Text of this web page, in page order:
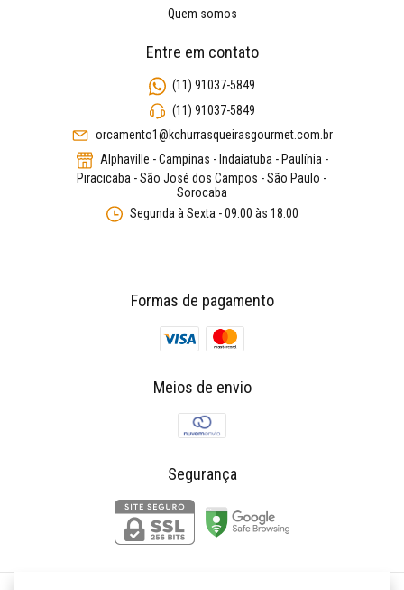
Quem somos
Entre em contato
(11) 91037-5849
(11) 91037-5849
orcamento1@kchurrasqueirasgourmet.com.br
Alphaville - Campinas - Indaiatuba - Paulínia -
Piracicaba - São José dos Campos - São Paulo -
Sorocaba
Segunda à Sexta - 09:00 às 18:00
Formas de pagamento
Meios de envio
Segurança